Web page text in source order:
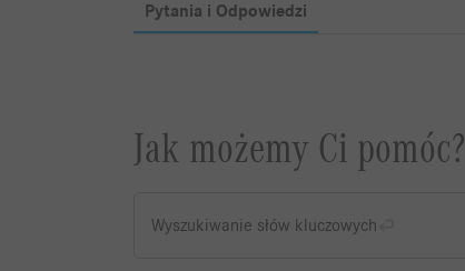
Pytania i Odpowiedzi
Jak możemy Ci pomóc?
Wyszukiwanie słów kluczowych